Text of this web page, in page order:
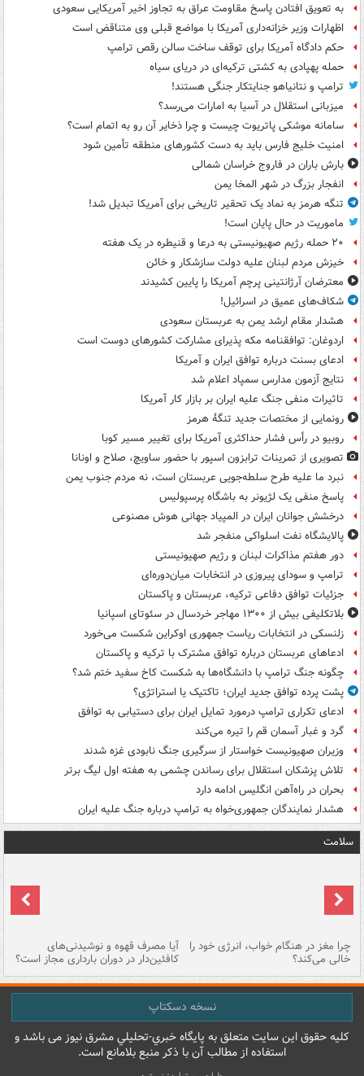
به تعویق افتادن پاسخ مقاومت عراق به تجاوز اخیر آمریکایی سعودی
اظهارات وزیر خزانه‌داری آمریکا با مواضع قبلی وی متناقض است
حکم دادگاه آمریکا برای توقف ساخت سالن رقص ترامپ
حمله پهپادی به کشتی ترکیه‌ای در دریای سیاه
ترامپ و نتانیاهو جنایتکار جنگی هستند!
میزبانی استقلال در آسیا به امارات می‌رسد؟
سامانه موشکی پاتریوت چیست و چرا ذخایر آن رو به اتمام است؟
امنیت خلیج فارس باید به دست کشورهای منطقه تأمین شود
بارش باران در فاروج خراسان شمالی
انفجار بزرگ در شهر المخا یمن
تنگه هرمز به نماد یک تحقیر تاریخی برای آمریکا تبدیل شد!
ماموریت در حال پایان است!
۲۰ حمله رژیم صهیونیستی به درعا و قنیطره در یک هفته
خیزش مردم لبنان علیه دولت سازشکار و خائن
معترضان آرژانتینی پرچم آمریکا را پایین کشیدند
شکاف‌های عمیق در اسرائیل!
هشدار مقام ارشد یمن به عربستان سعودی
اردوغان: توافقنامه مکه پذیرای مشارکت کشورهای دوست است
ادعای بسنت درباره توافق ایران و آمریکا
نتایج آزمون مدارس سمپاد اعلام شد
تاثیرات منفی جنگ علیه ایران بر بازار کار آمریکا
رونمایی از مختصات جدید تنگۀ هرمز
روبیو در رأس فشار حداکثری آمریکا برای تغییر مسیر کوبا
تصویری از تمرینات ترابزون اسپور با حضور ساویچ، صلاح و اونانا
نبرد ما علیه طرح سلطه‌جویی عربستان است، نه مردم جنوب یمن
پاسخ منفی یک لژیونر به باشگاه پرسپولیس
درخشش جوانان ایران در المپیاد جهانی هوش مصنوعی
پالایشگاه نفت اسلواکی منفجر شد
دور هفتم مذاکرات لبنان و رژیم صهیونیستی
ترامپ و سودای پیروزی در انتخابات میان‌دوره‌ای
جزئیات توافق دفاعی ترکیه، عربستان و پاکستان
بلاتکلیفی بیش از ۱۳۰۰ مهاجر خردسال در سئوتای اسپانیا
زلنسکی در انتخابات ریاست جمهوری اوکراین شکست می‌خورد
ادعاهای عربستان درباره توافق مشترک با ترکیه و پاکستان
چگونه جنگ ترامپ با دانشگاه‌ها به شکست کاخ سفید ختم شد؟
پشت پرده توافق جدید ایران؛ تاکتیک یا استراتژی؟
ادعای تکراری ترامپ درمورد تمایل ایران برای دستیابی به توافق
گرد و غبار آسمان قم را تیره می‌کند
وزیران صهیونیست خواستار از سرگیری جنگ نابودی غزه شدند
تلاش پزشکان استقلال برای رساندن چشمی به هفته اول لیگ برتر
بحران در راه‌آهن انگلیس ادامه دارد
هشدار نمایندگان جمهوری‌خواه به ترامپ درباره جنگ علیه ایران
سلامت
چرا مغز در هنگام خواب، انرژی خود را
خالی می‌کند؟
آیا مصرف قهوه و نوشیدنی‌های
کافئین‌دار در دوران بارداری مجاز است؟
نسخه دسکتاپ
کليه حقوق اين سايت متعلق به پایگاه خبري-تحليلي مشرق نيوز می باشد و
استفاده از مطالب آن با ذکر منبع بلامانع است.